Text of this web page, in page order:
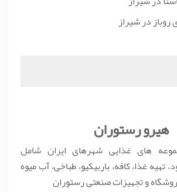
روباز در شیراز
هیرو رستوران
های غذایی شهرهای ایران شامل
غذا، کافه، باربیکیو، طباخی، آب میوه
و تجهیزات صنعتی رستوران